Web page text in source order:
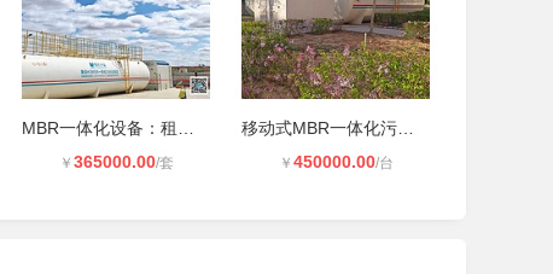
￥ 365000.00/套 ￥ 450000.00/台